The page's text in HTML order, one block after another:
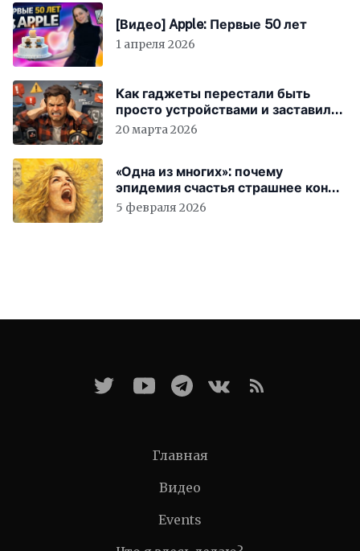
[Видео] Apple: Первые 50 лет
1 апреля 2026
Как гаджеты перестали быть
просто устройствами и заставили
вас бесплатно работать
20 марта 2026
«Одна из многих»: почему
эпидемия счастья страшнее конца
света
5 февраля 2026
Главная
Видео
Events